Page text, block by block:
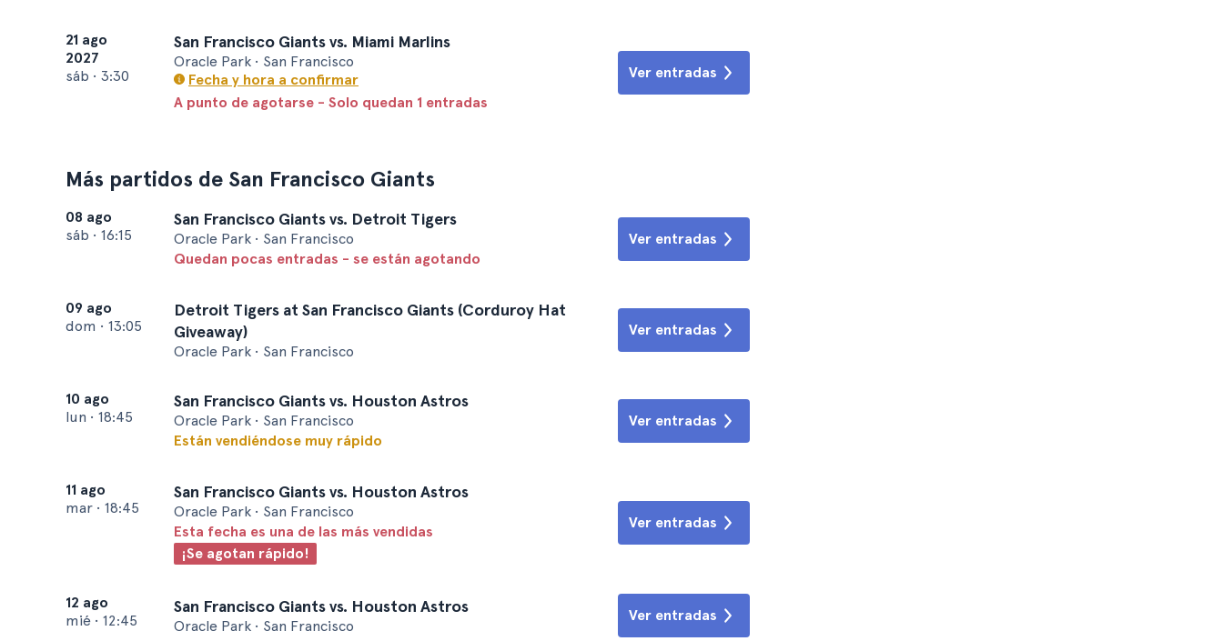
21 ago
2027
sáb • 3:30
San Francisco Giants vs. Miami Marlins
Oracle Park • San Francisco
Fecha y hora a confirmar
A punto de agotarse - Solo quedan 1 entradas
Ver entradas
Más partidos de San Francisco Giants
08 ago
sáb • 16:15
San Francisco Giants vs. Detroit Tigers
Oracle Park • San Francisco
Quedan pocas entradas - se están agotando
Ver entradas
09 ago
dom • 13:05
Detroit Tigers at San Francisco Giants (Corduroy Hat
Giveaway)
Oracle Park • San Francisco
Ver entradas
10 ago
lun • 18:45
San Francisco Giants vs. Houston Astros
Oracle Park • San Francisco
Están vendiéndose muy rápido
Ver entradas
11 ago
mar • 18:45
San Francisco Giants vs. Houston Astros
Oracle Park • San Francisco
Esta fecha es una de las más vendidas
¡Se agotan rápido!
Ver entradas
12 ago
mié • 12:45
San Francisco Giants vs. Houston Astros
Oracle Park • San Francisco
Ver entradas